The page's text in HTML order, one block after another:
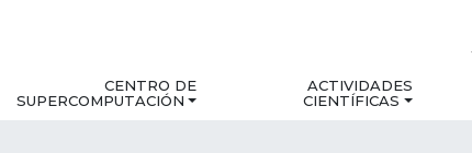
CENTRO DE
SUPERCOMPUTACIÓN
ACTIVIDADES
CIENTÍFICAS